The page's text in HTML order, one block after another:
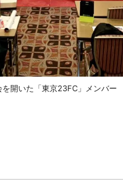
開いた「東京23FC」メンバー